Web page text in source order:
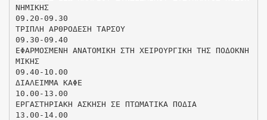
ΝΗΜΙΚΗΣ
09.20-09.30
ΤΡΙΠΛΗ ΑΡΘΡΟΔΕΣΗ ΤΑΡΣΟΥ
09.30-09.40
ΕΦΑΡΜΟΣΜΕΝΗ ΑΝΑΤΟΜΙΚΗ ΣΤΗ ΧΕΙΡΟΥΡΓΙΚΗ ΤΗΣ ΠΟΔΟΚΝΗ
ΜΙΚΗΣ
09.40-10.00
ΔΙΑΛΕΙΜΜΑ ΚΑΦΕ
10.00-13.00
ΕΡΓΑΣΤΗΡΙΑΚΗ ΑΣΚΗΣΗ ΣΕ ΠΤΩΜΑΤΙΚΑ ΠΟΔΙΑ
13.00-14.00